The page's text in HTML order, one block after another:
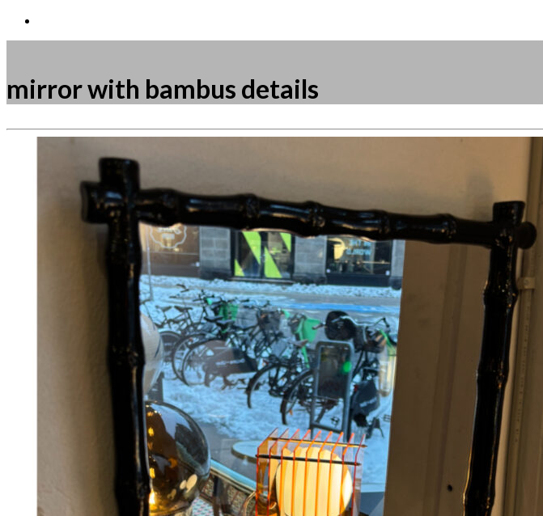
mirror with bambus details
380 Tilføj til kurv